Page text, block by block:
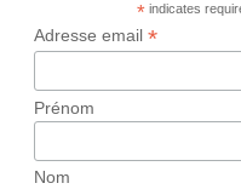
* indicates
Adresse email *
Prénom
Nom